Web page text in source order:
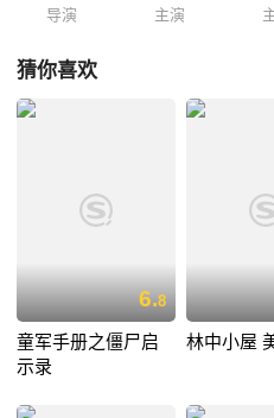
导演 主演
猜你喜欢
6.8
童军手册之僵尸启
示录
林中小屋